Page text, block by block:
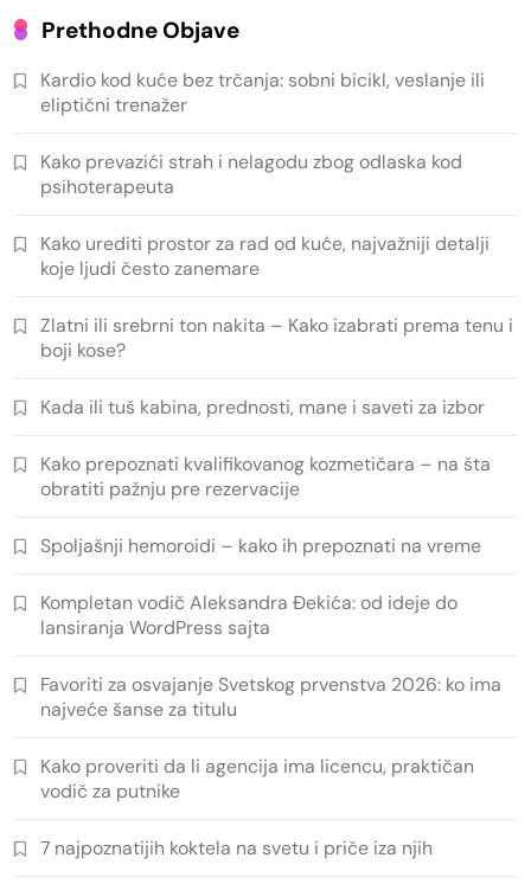
Prethodne Objave
Kardio kod kuće bez trčanja: sobni bicikl, veslanje ili
eliptični trenažer
Kako prevazići strah i nelagodu zbog odlaska kod
psihoterapeuta
Kako urediti prostor za rad od kuće, najvažniji detalji
koje ljudi često zanemare
Zlatni ili srebrni ton nakita – Kako izabrati prema tenu i
boji kose?
Kada ili tuš kabina, prednosti, mane i saveti za izbor
Kako prepoznati kvalifikovanog kozmetičara – na šta
obratiti pažnju pre rezervacije
Spoljašnji hemoroidi – kako ih prepoznati na vreme
Kompletan vodič Aleksandra Đekića: od ideje do
lansiranja WordPress sajta
Favoriti za osvajanje Svetskog prvenstva 2026: ko ima
najveće šanse za titulu
Kako proveriti da li agencija ima licencu, praktičan
vodič za putnike
7 najpoznatijih koktela na svetu i priče iza njih